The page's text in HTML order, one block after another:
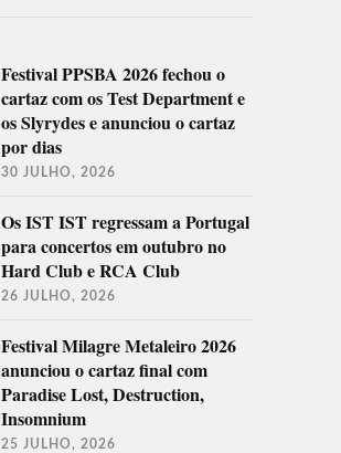
Festival PPSBA 2026 fechou o
cartaz com os Test Department e
os Slyrydes e anunciou o cartaz
por dias
30 JULHO, 2026
Os IST IST regressam a Portugal
para concertos em outubro no
Hard Club e RCA Club
26 JULHO, 2026
Festival Milagre Metaleiro 2026
anunciou o cartaz final com
Paradise Lost, Destruction,
Insomnium
25 JULHO, 2026